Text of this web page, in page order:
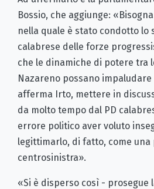
Bossio, che aggiunge:
nella quale è stato condotto lo
calabrese delle forze
che le dinamiche di potere tra
Nazareno possano
afferma Irto, mettere in
da molto tempo dal PD
errore politico aver voluto
legittimarlo, di fatto, come una
centrosinistra».
«Si è disperso così - prosegue